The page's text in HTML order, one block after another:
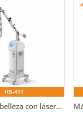
Equipo de belleza con láser de co2 fraccional para rejuvenecimiento de la piel